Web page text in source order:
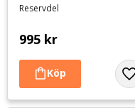
Reservdel
995 kr